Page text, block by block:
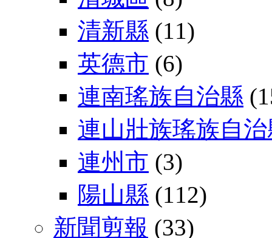
清新縣 (11)
英德市 (6)
連南瑤族自治縣
連山壯族瑤族自
連州市 (3)
陽山縣 (112)
新聞剪報 (33)